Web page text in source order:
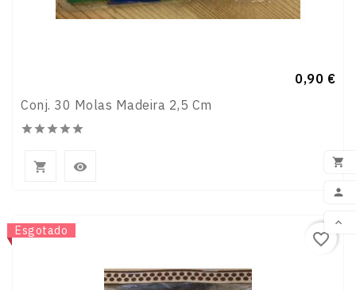



Preço
0,90 €
Conj. 30 Molas Madeira 2,5 Cm

 
Novo
Esgotado favorite_border